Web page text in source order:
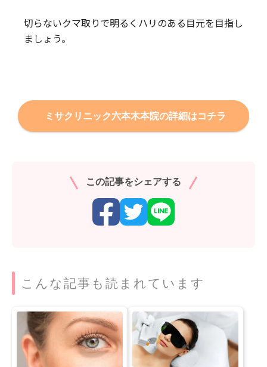
切らないクマ取りで明るくハリのある目元を目指し
ましょう。
ミサクリニック六本木本院の詳細はコチラ
この記事をシェアする
こんな記事も読まれています